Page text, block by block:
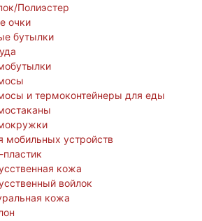
Полиэстер
очки
бутылки
и термоконтейнеры для еды
мобильных устройств
кожа
войлок
кожа